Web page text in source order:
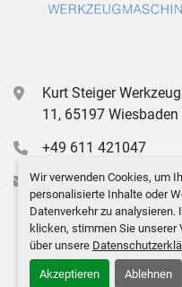
Wir verwenden Cookies, um
personalisierte Inhalte oder
Datenverkehr zu analysieren.
klicken, stimmen Sie unserer
über unsere
Akzeptieren Ablehnen
Kurt Steiger
11, 65197 Wiesbaden
+49 611 421047
info@kurt-steiger.de